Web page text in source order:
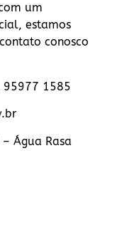
um
estamos
conosco
1585
Água Rasa